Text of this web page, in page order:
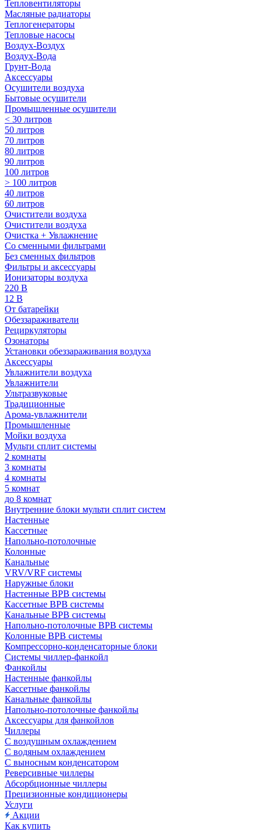
Тепловентиляторы
Масляные радиаторы
Теплогенераторы
Тепловые насосы
Воздух-Воздух
Воздух-Вода
Грунт-Вода
Аксессуары
Осушители воздуха
Бытовые осушители
Промышленные осушители
< 30 литров
50 литров
70 литров
80 литров
90 литров
100 литров
> 100 литров
40 литров
60 литров
Очистители воздуха
Очистители воздуха
Очистка + Увлажнение
Cо сменными фильтрами
Без сменных фильтров
Фильтры и аксессуары
Ионизаторы воздуха
220 В
12 В
От батарейки
Обеззараживатели
Рециркуляторы
Озонаторы
Установки обеззараживания воздуха
Аксессуары
Увлажнители воздуха
Увлажнители
Ультразвуковые
Традиционные
Арома-увлажнители
Промышленные
Мойки воздуха
Мульти сплит системы
2 комнаты
3 комнаты
4 комнаты
5 комнат
до 8 комнат
Внутренние блоки мульти сплит систем
Настенные
Кассетные
Напольно-потолочные
Колонные
Канальные
VRV/VRF системы
Наружные блоки
Настенные ВРВ системы
Кассетные ВРВ системы
Канальные ВРВ системы
Напольно-потолочные ВРВ системы
Колонные ВРВ системы
Компрессорно-конденсаторные блоки
Системы чиллер-фанкойл
Фанкойлы
Настенные фанкойлы
Кассетные фанкойлы
Канальные фанкойлы
Напольно-потолочные фанкойлы
Аксессуары для фанкойлов
Чиллеры
С воздушным охлаждением
С водяным охлаждением
С выносным конденсатором
Реверсивные чиллеры
Абсорбционные чиллеры
Прецизионные кондиционеры
Услуги
Акции
Как купить